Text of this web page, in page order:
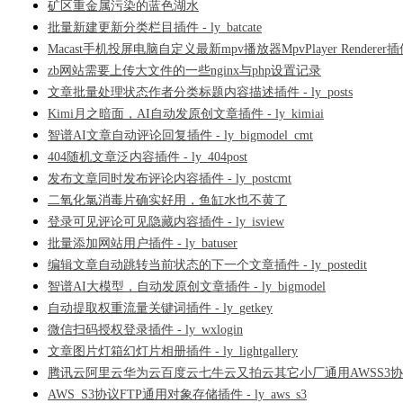
矿区重金属污染的蓝色湖水
批量新建更新分类栏目插件 - ly_batcate
Macast手机投屏电脑自定义最新mpv播放器MpvPlayer Renderer插
zb网站需要上传大文件的一些nginx与php设置记录
文章批量处理状态作者分类标题内容描述插件 - ly_posts
Kimi月之暗面，AI自动发原创文章插件 - ly_kimiai
智谱AI文章自动评论回复插件 - ly_bigmodel_cmt
404随机文章泛内容插件 - ly_404post
发布文章同时发布评论内容插件 - ly_postcmt
二氧化氯消毒片确实好用，鱼缸水也不黄了
登录可见评论可见隐藏内容插件 - ly_isview
批量添加网站用户插件 - ly_batuser
编辑文章自动跳转当前状态的下一个文章插件 - ly_postedit
智谱AI大模型，自动发原创文章插件 - ly_bigmodel
自动提取权重流量关键词插件 - ly_getkey
微信扫码授权登录插件 - ly_wxlogin
文章图片灯箱幻灯片相册插件 - ly_lightgallery
腾讯云阿里云华为云百度云七牛云又拍云其它小厂通用AWSS3
AWS_S3协议FTP通用对象存储插件 - ly_aws_s3